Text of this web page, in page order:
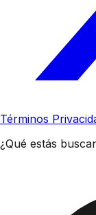
Términos
¿Qué estás